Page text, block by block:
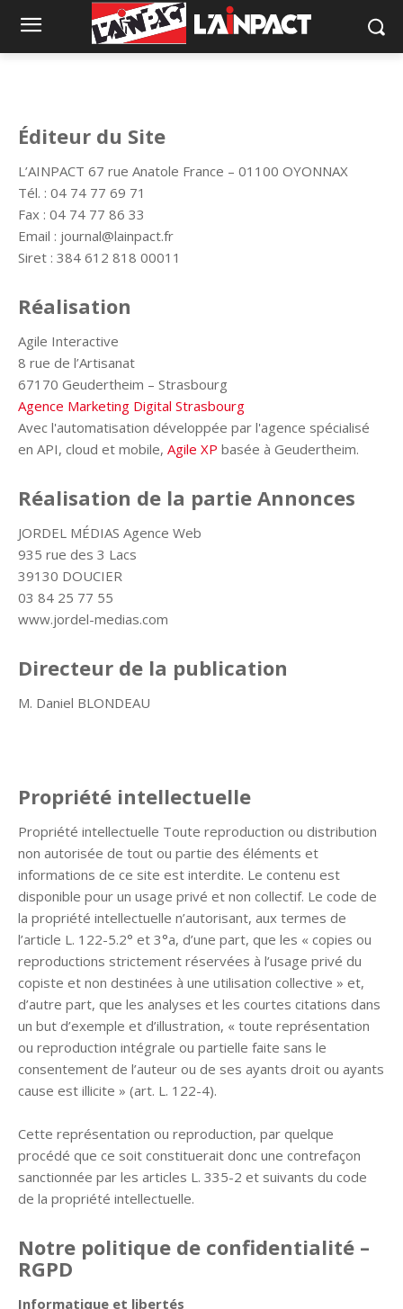
Éditeur du Site
L’AINPACT 67 rue Anatole France – 01100 OYONNAX
Tél. : 04 74 77 69 71
Fax : 04 74 77 86 33
Email : journal@lainpact.fr
Siret : 384 612 818 00011
Réalisation
Agile Interactive
8 rue de l’Artisanat
67170 Geudertheim – Strasbourg
Agence Marketing Digital Strasbourg
Avec l'automatisation développée par l'agence spécialisé
en API, cloud et mobile, Agile XP basée à Geudertheim.
Réalisation de la partie Annonces
JORDEL MÉDIAS Agence Web
935 rue des 3 Lacs
39130 DOUCIER
03 84 25 77 55
www.jordel-medias.com
Directeur de la publication
M. Daniel BLONDEAU
Propriété intellectuelle
Propriété intellectuelle Toute reproduction ou distribution
non autorisée de tout ou partie des éléments et
informations de ce site est interdite. Le contenu est
disponible pour un usage privé et non collectif. Le code de
la propriété intellectuelle n’autorisant, aux termes de
l’article L. 122-5.2° et 3°a, d’une part, que les « copies ou
reproductions strictement réservées à l’usage privé du
copiste et non destinées à une utilisation collective » et,
d’autre part, que les analyses et les courtes citations dans
un but d’exemple et d’illustration, « toute représentation
ou reproduction intégrale ou partielle faite sans le
consentement de l’auteur ou de ses ayants droit ou ayants
cause est illicite » (art. L. 122-4).
Cette représentation ou reproduction, par quelque
procédé que ce soit constituerait donc une contrefaçon
sanctionnée par les articles L. 335-2 et suivants du code
de la propriété intellectuelle.
Notre politique de confidentialité –
RGPD
Informatique et libertés